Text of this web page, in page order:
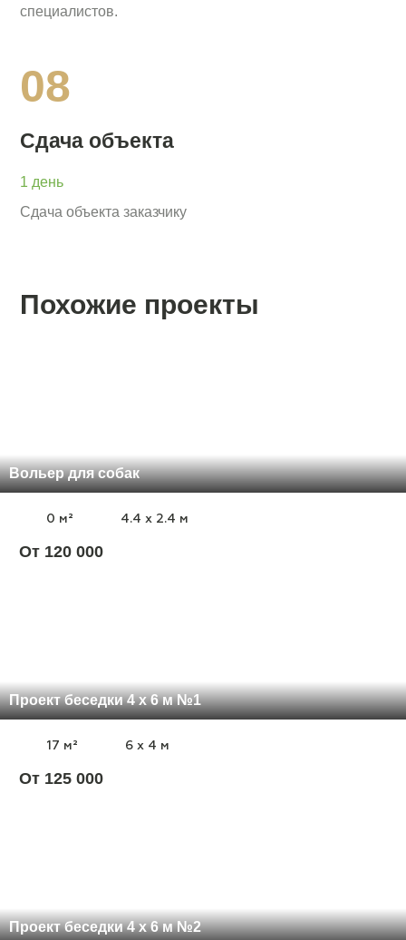
специалистов.
08
Сдача объекта
1 день
Сдача объекта заказчику
Похожие проекты
Вольер для собак
0 м² 4.4 x 2.4 м
От 120 000
Проект беседки 4 х 6 м №1
17 м² 6 x 4 м
От 125 000
Проект беседки 4 х 6 м №2